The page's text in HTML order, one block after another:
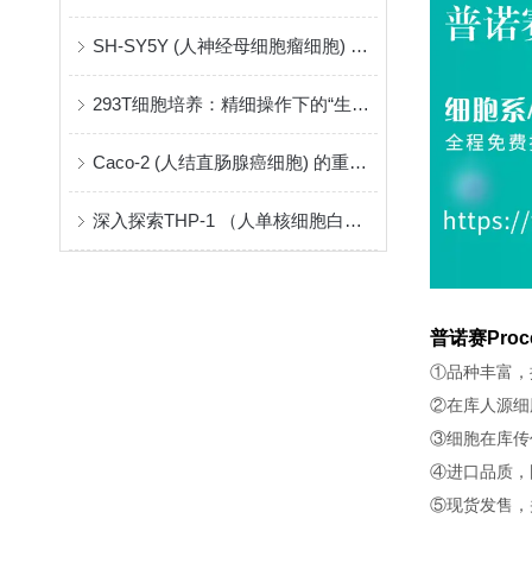
SH-SY5Y (人神经母细胞瘤细胞) ：神经系统研究的关键模型
293T细胞培养：精细操作下的“生命摇篮”
Caco-2 (人结直肠腺癌细胞) 的重要性和应用
深入探索THP-1 （人单核细胞白血病）
普诺赛
①品种丰富，
②在库人源细
③细胞在库传
④进口品质，
⑤现货发售，